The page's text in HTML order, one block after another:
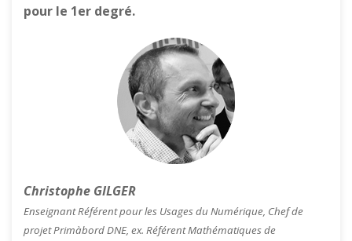
pour le 1er degré.
Christophe GILGER
Enseignant Référent pour les Usages du Numérique, Chef de
projet Primàbord DNE, ex. Référent Mathématiques de